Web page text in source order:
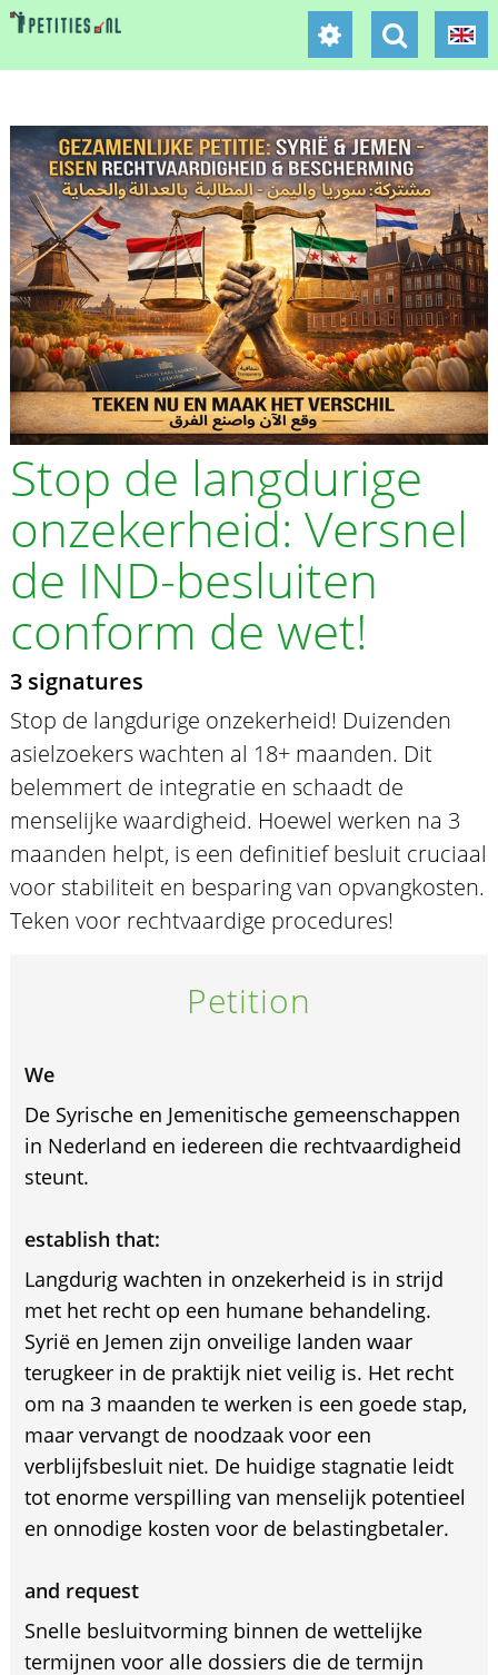
Stop de langdurige
onzekerheid: Versnel
de IND-besluiten
conform de wet!
3 signatures
Stop de langdurige onzekerheid! Duizenden
asielzoekers wachten al 18+ maanden. Dit
belemmert de integratie en schaadt de
menselijke waardigheid. Hoewel werken na 3
maanden helpt, is een definitief besluit cruciaal
voor stabiliteit en besparing van opvangkosten.
Teken voor rechtvaardige procedures!
Petition
We
De Syrische en Jemenitische gemeenschappen
in Nederland en iedereen die rechtvaardigheid
steunt.
establish that:
Langdurig wachten in onzekerheid is in strijd
met het recht op een humane behandeling.
Syrië en Jemen zijn onveilige landen waar
terugkeer in de praktijk niet veilig is. Het recht
om na 3 maanden te werken is een goede stap,
maar vervangt de noodzaak voor een
verblijfsbesluit niet. De huidige stagnatie leidt
tot enorme verspilling van menselijk potentieel
en onnodige kosten voor de belastingbetaler.
and request
Snelle besluitvorming binnen de wettelijke
termijnen voor alle dossiers die de termijn